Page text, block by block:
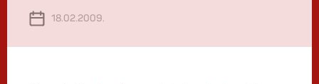
18.02.2009.